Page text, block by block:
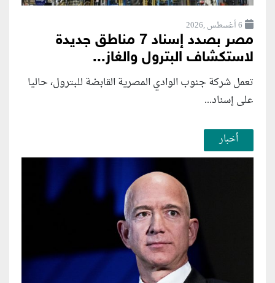
6 أغسطس ,2026
مصر بصدد إسناد 7 مناطق جديدة
لاستكشاف البترول والغاز...
تعمل شركة جنوب الوادي المصرية القابضة للبترول، حاليا
على إسناد...
أخبار